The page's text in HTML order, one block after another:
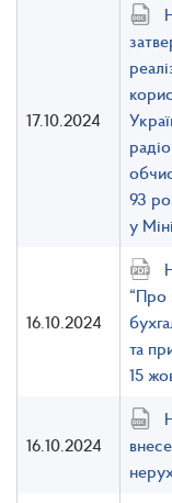
17.10.2024
93
у
16.10.2024
“Про
та
15
16.10.2024